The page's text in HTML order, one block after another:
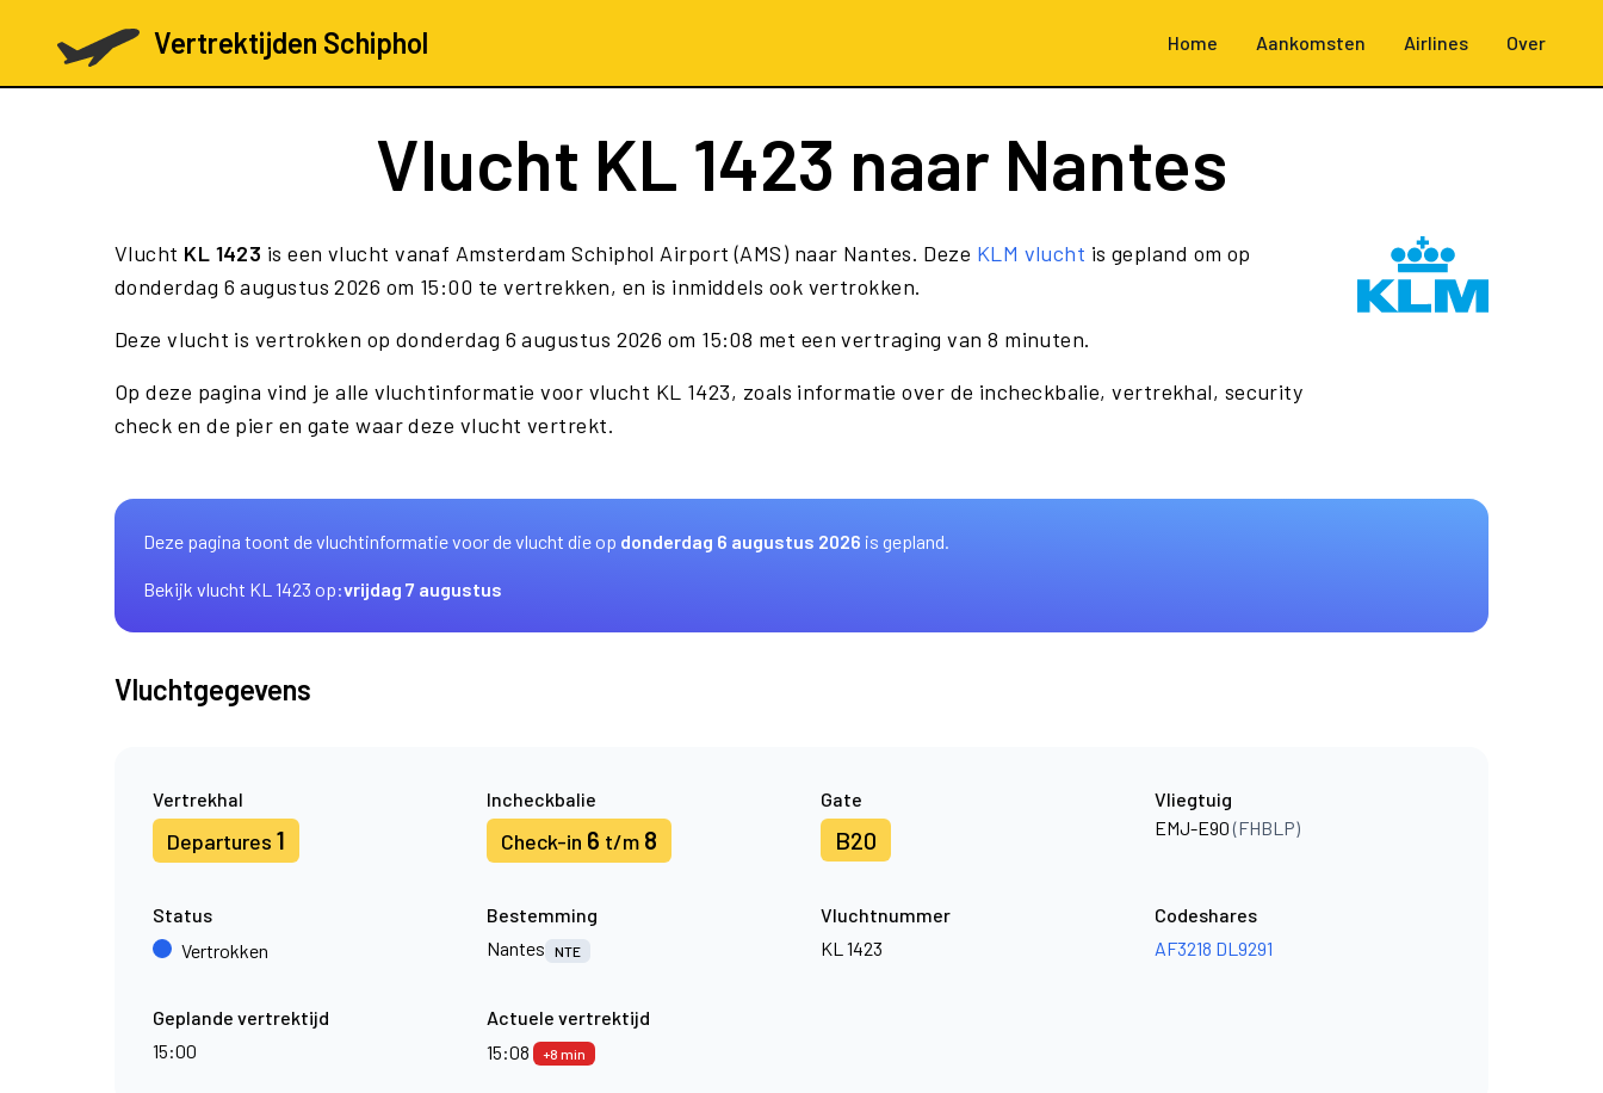
Vertrektijden Schiphol Home Aankomsten Airlines Over
Vlucht KL 1423 naar Nantes
Vlucht KL 1423 is een vlucht vanaf Amsterdam Schiphol Airport (AMS) naar Nantes. Deze KLM vlucht is gepland om op
donderdag 6 augustus 2026 om 15:00 te vertrekken, en is inmiddels ook vertrokken.
Deze vlucht is vertrokken op donderdag 6 augustus 2026 om 15:08 met een vertraging van 8 minuten.
Op deze pagina vind je alle vluchtinformatie voor vlucht KL 1423, zoals informatie over de incheckbalie, vertrekhal, security
check en de pier en gate waar deze vlucht vertrekt.
Deze pagina toont de vluchtinformatie voor de vlucht die op donderdag 6 augustus 2026 is gepland.
Bekijk vlucht KL 1423 op:vrijdag 7 augustus
Vluchtgegevens
Vertrekhal
Departures 1
Incheckbalie
Check-in 6 t/m 8
Gate
B20
Vliegtuig
EMJ-E90(FHBLP)
Status
Vertrokken
Bestemming
Nantes
NTE
Vluchtnummer
KL 1423
Codeshares
AF3218 DL9291
Geplande vertrektijd
15:00
Actuele vertrektijd
15:08
+8 min